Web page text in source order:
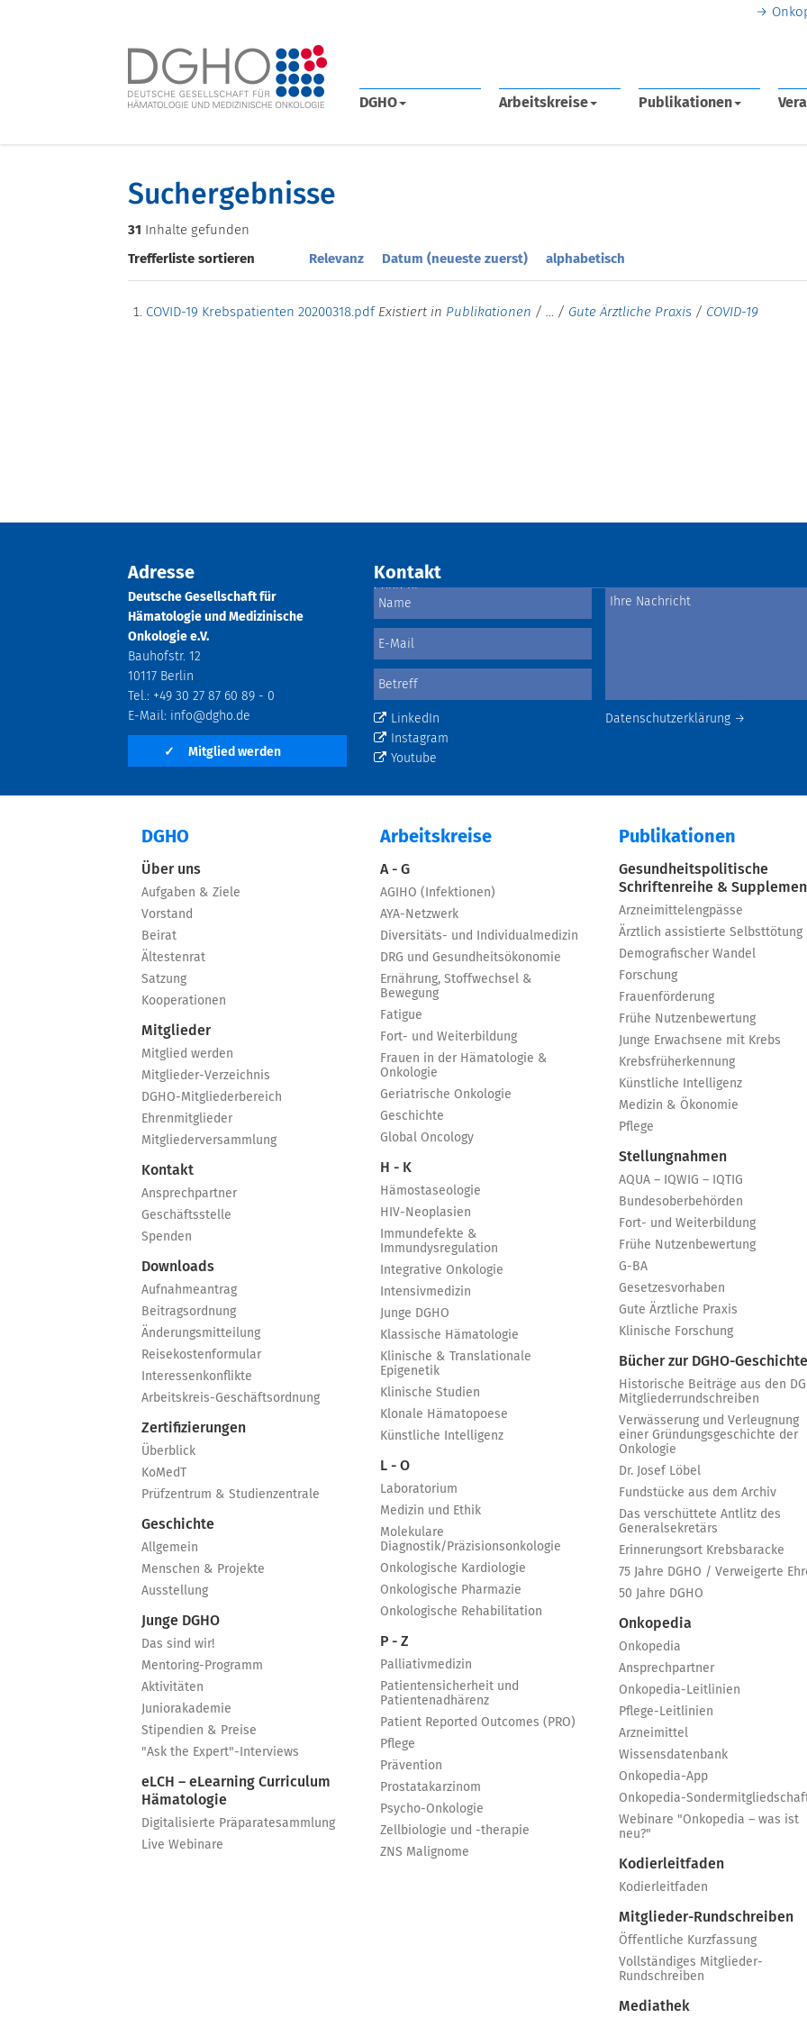
DGHO Arbeitskreise Publikationen
Suchergebnisse
31 Inhalte gefunden
Trefferliste sortieren Relevanz Datum (neueste zuerst) alphabetisch
COVID-19 Krebspatienten 20200318.pdf Existiert in Publikationen / … / Gute Ärztliche Praxis / COVID-19
Adresse
Deutsche Gesellschaft für
Hämatologie und Medizinische
Onkologie e.V.
Bauhofstr. 12
10117 Berlin
Tel.: +49 30 27 87 60 89 - 0
E-Mail: info@dgho.de
✓ Mitglied werden
Kontakt
Datenschutzerklärung →
LinkedIn
Instagram
Youtube
DGHO
Über uns
Aufgaben & Ziele
Vorstand
Beirat
Ältestenrat
Satzung
Kooperationen
Mitglieder
Mitglied werden
Mitglieder-Verzeichnis
DGHO-Mitgliederbereich
Ehrenmitglieder
Mitgliederversammlung
Kontakt
Ansprechpartner
Geschäftsstelle
Spenden
Downloads
Aufnahmeantrag
Beitragsordnung
Änderungsmitteilung
Reisekostenformular
Interessenkonflikte
Arbeitskreis-Geschäftsordnung
Zertifizierungen
Überblick
KoMedT
Prüfzentrum & Studienzentrale
Geschichte
Allgemein
Menschen & Projekte
Ausstellung
Junge DGHO
Das sind wir!
Mentoring-Programm
Aktivitäten
Juniorakademie
Stipendien & Preise
"Ask the Expert"-Interviews
eLCH – eLearning Curriculum
Hämatologie
Digitalisierte Präparatesammlung
Live Webinare
Arbeitskreise
A - G
AGIHO (Infektionen)
AYA-Netzwerk
Diversitäts- und Individualmedizin
DRG und Gesundheitsökonomie
Ernährung, Stoffwechsel &
Bewegung
Fatigue
Fort- und Weiterbildung
Frauen in der Hämatologie &
Onkologie
Geriatrische Onkologie
Geschichte
Global Oncology
H - K
Hämostaseologie
HIV-Neoplasien
Immundefekte &
Immundysregulation
Integrative Onkologie
Intensivmedizin
Junge DGHO
Klassische Hämatologie
Klinische & Translationale
Epigenetik
Klinische Studien
Klonale Hämatopoese
Künstliche Intelligenz
L - O
Laboratorium
Medizin und Ethik
Molekulare
Diagnostik/Präzisionsonkologie
Onkologische Kardiologie
Onkologische Pharmazie
Onkologische Rehabilitation
P - Z
Palliativmedizin
Patientensicherheit und
Patientenadhärenz
Patient Reported Outcomes (PRO)
Pflege
Prävention
Prostatakarzinom
Psycho-Onkologie
Zellbiologie und -therapie
ZNS Malignome
Publikationen
Gesundheitspolitische
Schriftenreihe &
Arzneimittelengpässe
Ärztlich assistierte Selbsttötung
Demografischer Wandel
Forschung
Frauenförderung
Frühe Nutzenbewertung
Junge Erwachsene mit Krebs
Krebsfrüherkennung
Künstliche Intelligenz
Medizin & Ökonomie
Pflege
Stellungnahmen
AQUA – IQWIG – IQTIG
Bundesoberbehörden
Fort- und Weiterbildung
Frühe Nutzenbewertung
G-BA
Gesetzesvorhaben
Gute Ärztliche Praxis
Klinische Forschung
Bücher zur DGHO-Geschichte
Historische Beiträge aus den
Mitgliederrundschreiben
Verwässerung und Verleugnung
einer Gründungsgeschichte der
Onkologie
Dr. Josef Löbel
Fundstücke aus dem Archiv
Das verschüttete Antlitz des
Generalsekretärs
Erinnerungsort Krebsbaracke
75 Jahre DGHO / Verweigerte
50 Jahre DGHO
Onkopedia
Onkopedia
Ansprechpartner
Onkopedia-Leitlinien
Pflege-Leitlinien
Arzneimittel
Wissensdatenbank
Onkopedia-App
Onkopedia-
Webinare "Onkopedia – was ist
neu?"
Kodierleitfaden
Kodierleitfaden
Mitglieder-Rundschreiben
Öffentliche Kurzfassung
Vollständiges Mitglieder-
Rundschreiben
Mediathek